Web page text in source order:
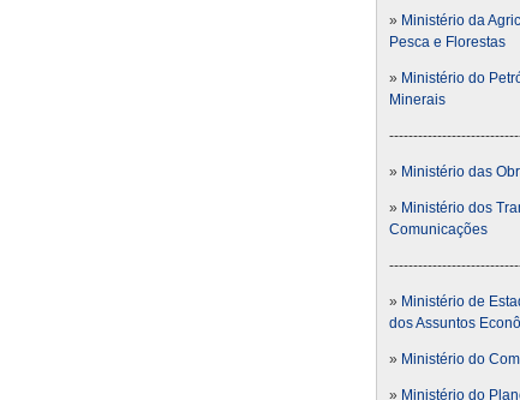
» Ministério da
Pesca e Florestas
» Ministério do
Minerais
» Ministério das
» Ministério dos
Comunicações
» Ministério de
dos Assuntos
» Ministério do
» Ministério do